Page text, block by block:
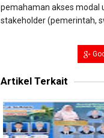
pemahaman akses modal
stakeholder (pemerintah,
Artikel Terkait